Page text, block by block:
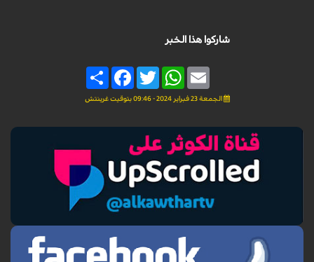
شاركوا هذا الخبر
Share
FacebookTwitter
WhatsAppEmail
الجمعة 23 فبراير 2024 - 09:46 بتوقيت غرينتش